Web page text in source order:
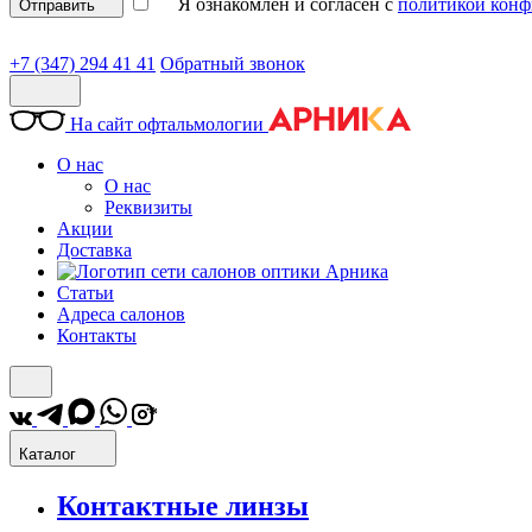
Отправить Я ознакомлен и согласен с политикой
+7 (347) 294 41 41 Обратный звонок
На сайт офтальмологии
О нас
О нас
Реквизиты
Акции
Доставка
Статьи
Адреса салонов
Контакты
*
Каталог
Контактные линзы